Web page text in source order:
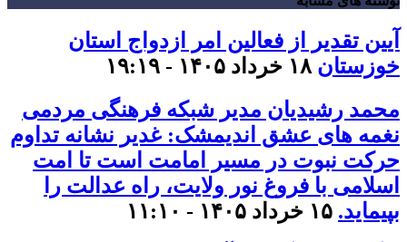
آیین تقدیر از فعالین امر ازدواج استان
خوزستان ۱۸ خرداد ۱۴۰۵ - ۱۹:۱۹
محمد رشیدیان مدیر شبکه فرهنگی مردمی
نغمه های عشق اندیمشک: غدیر نشانه تداوم
حرکت نبوت در مسیر امامت است تا امت
اسلامی با فروغ نور ولایت، راه عدالت را
بپیماید. ۱۵ خرداد ۱۴۰۵ - ۱۱:۱۰